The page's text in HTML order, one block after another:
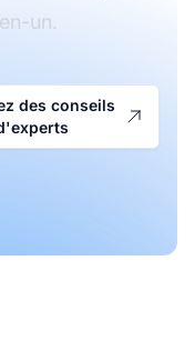
un.
des conseils